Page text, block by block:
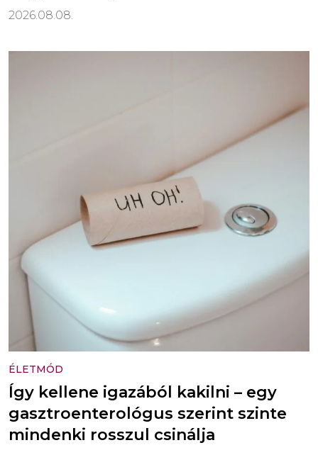
2026.08.08.
ÉLETMÓD
Így kellene igazából kakilni – egy
gasztroenterológus szerint szinte
mindenki rosszul csinálja